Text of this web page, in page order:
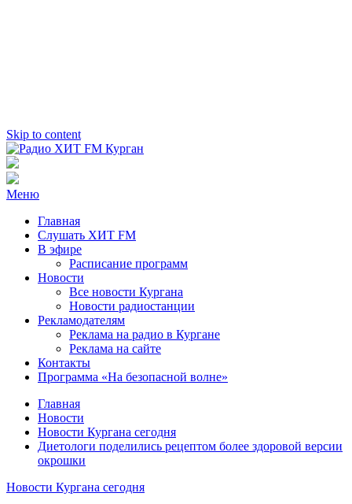
Skip to content
Радио ХИТ FM Курган
103.2 FM
Меню
Главная
Слушать ХИТ FM
В эфире
Расписание программ
Новости
Все новости Кургана
Новости радиостанции
Рекламодателям
Реклама на радио в Кургане
Реклама на сайте
Контакты
Программа «На безопасной волне»
Главная
Новости
Новости Кургана сегодня
Диетологи поделились рецептом более здоровой версии
окрошки
Новости Кургана сегодня